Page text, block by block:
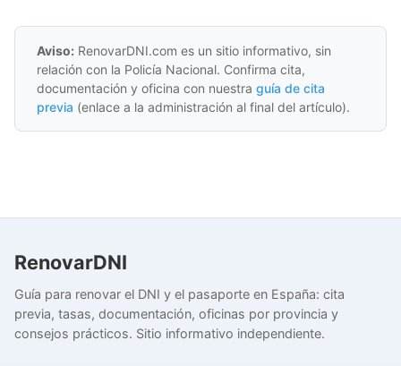
Aviso: RenovarDNI.com es un sitio informativo, sin
relación con la Policía Nacional. Confirma cita,
documentación y oficina con nuestra guía de cita
previa (enlace a la administración al final del artículo).
RenovarDNI
Guía para renovar el DNI y el pasaporte en España: cita
previa, tasas, documentación, oficinas por provincia y
consejos prácticos. Sitio informativo independiente.